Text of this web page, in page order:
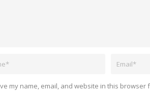
my name, email, and website in this browser